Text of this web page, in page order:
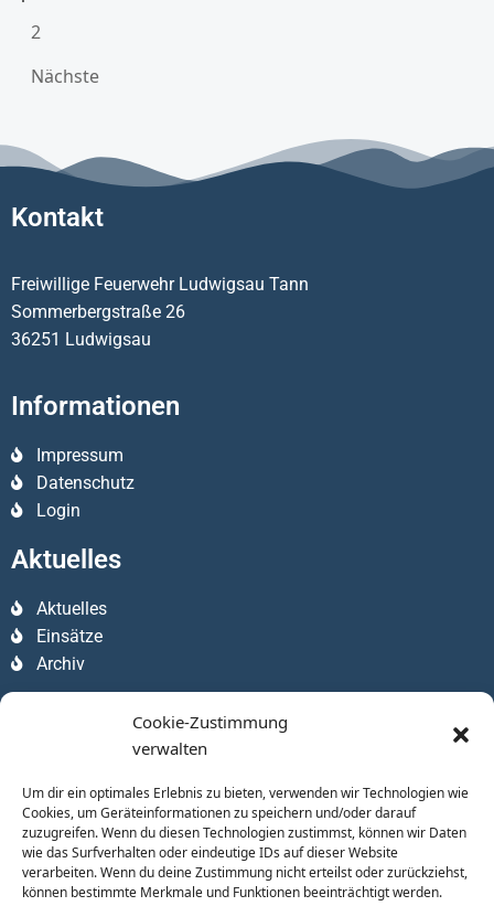
Cookie-Zustimmung
verwalten
Um dir ein optimales Erlebnis zu bieten, verwenden wir Technologien wie
Cookies, um Geräteinformationen zu speichern und/oder darauf
zuzugreifen. Wenn du diesen Technologien zustimmst, können wir Daten
wie das Surfverhalten oder eindeutige IDs auf dieser Website
verarbeiten. Wenn du deine Zustimmung nicht erteilst oder zurückziehst,
können bestimmte Merkmale und Funktionen beeinträchtigt werden.
2
Nächste
Kontakt
Freiwillige Feuerwehr Ludwigsau Tann
Sommerbergstraße 26
36251 Ludwigsau
Informationen
Impressum
Datenschutz
Login
Aktuelles
Aktuelles
Einsätze
Archiv